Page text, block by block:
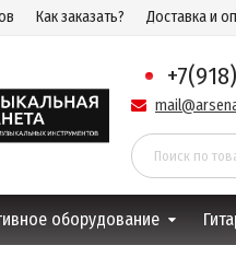
Как заказать? Доставка и
оборудование